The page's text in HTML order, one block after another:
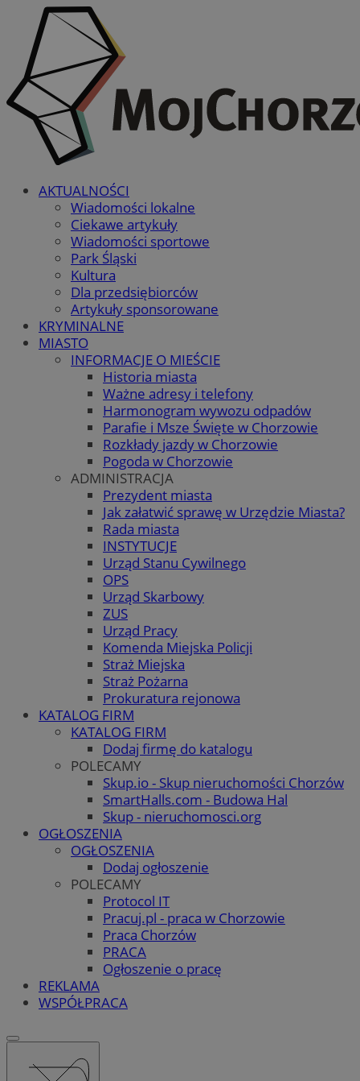
AKTUALNOŚCI
Wiadomości lokalne
Ciekawe artykuły
Wiadomości sportowe
Park Śląski
Kultura
Dla przedsiębiorców
Artykuły sponsorowane
KRYMINALNE
MIASTO
INFORMACJE O MIEŚCIE
Historia miasta
Ważne adresy i telefony
Harmonogram wywozu odpadów
Parafie i Msze Święte w Chorzowie
Rozkłady jazdy w Chorzowie
Pogoda w Chorzowie
ADMINISTRACJA
Prezydent miasta
Jak załatwić sprawę w Urzędzie Miasta?
Rada miasta
INSTYTUCJE
Urząd Stanu Cywilnego
OPS
Urząd Skarbowy
ZUS
Urząd Pracy
Komenda Miejska Policji
Straż Miejska
Straż Pożarna
Prokuratura rejonowa
KATALOG FIRM
KATALOG FIRM
Dodaj firmę do katalogu
POLECAMY
Skup.io - Skup nieruchomości Chorzów
SmartHalls.com - Budowa Hal
Skup - nieruchomosci.org
OGŁOSZENIA
OGŁOSZENIA
Dodaj ogłoszenie
POLECAMY
Protocol IT
Pracuj.pl - praca w Chorzowie
Praca Chorzów
PRACA
Ogłoszenie o pracę
REKLAMA
WSPÓŁPRACA